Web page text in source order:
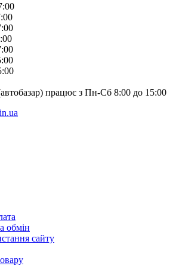
працює з Пн-Сб 8:00 до 15:00
обмін
сайту